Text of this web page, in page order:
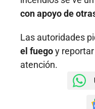
con apoyo de
Las autoridades
el fuegoy
atención.